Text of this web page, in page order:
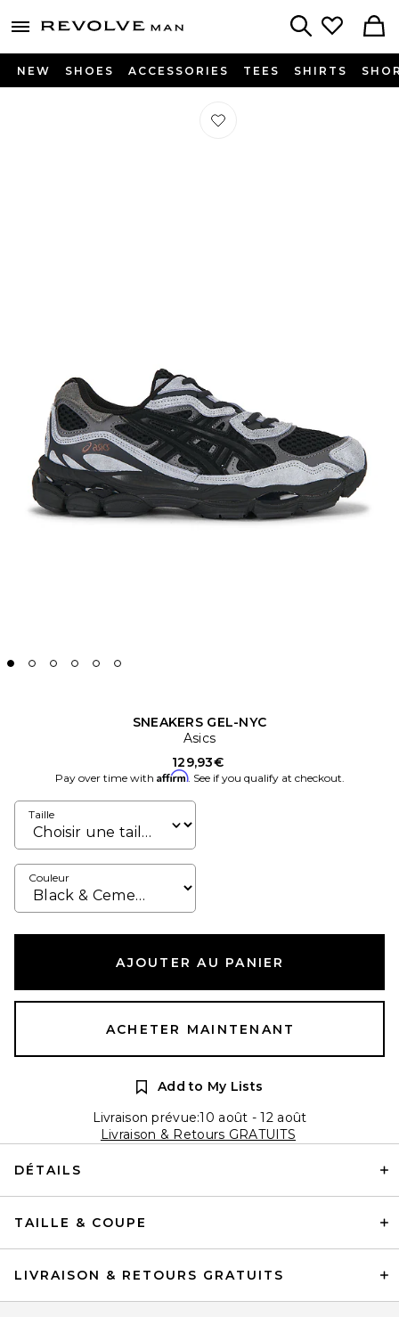
menu - shows more content
Revolve
NEW SHOES ACCESSORIES TEES SHIRTS
Préféré SNEAKERS GEL-NYC
SNEAKERS GEL-NYC
Asics
129,93€
Pay over time with Affirm. See if you qualify at checkout.
Taille
Couleur
AJOUTER AU PANIER
ACHETER MAINTENANT
Add to My Lists
Livraison prévue:10 août - 12 août
Livraison & Retours GRATUITS
DÉTAILS
TAILLE & COUPE
LIVRAISON & RETOURS GRATUITS